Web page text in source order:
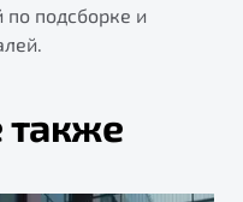
подсборке и
также